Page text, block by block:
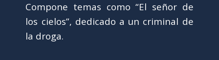
Compone temas como “El señor de
los cielos”, dedicado a un criminal de
la droga.